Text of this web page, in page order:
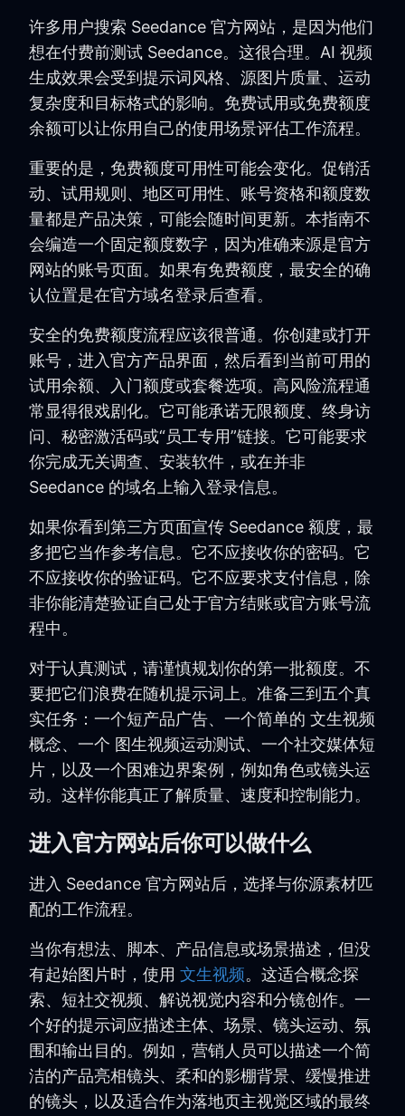
许多用户搜索 Seedance 官方网站，是因为他们
想在付费前测试 Seedance。这很合理。AI 视频
生成效果会受到提示词风格、源图片质量、运动
复杂度和目标格式的影响。免费试用或免费额度
余额可以让你用自己的使用场景评估工作流程。
重要的是，免费额度可用性可能会变化。促销活
动、试用规则、地区可用性、账号资格和额度数
量都是产品决策，可能会随时间更新。本指南不
会编造一个固定额度数字，因为准确来源是官方
网站的账号页面。如果有免费额度，最安全的确
认位置是在官方域名登录后查看。
安全的免费额度流程应该很普通。你创建或打开
账号，进入官方产品界面，然后看到当前可用的
试用余额、入门额度或套餐选项。高风险流程通
常显得很戏剧化。它可能承诺无限额度、终身访
问、秘密激活码或“员工专用”链接。它可能要求
你完成无关调查、安装软件，或在并非
Seedance 的域名上输入登录信息。
如果你看到第三方页面宣传 Seedance 额度，最
多把它当作参考信息。它不应接收你的密码。它
不应接收你的验证码。它不应要求支付信息，除
非你能清楚验证自己处于官方结账或官方账号流
程中。
对于认真测试，请谨慎规划你的第一批额度。不
要把它们浪费在随机提示词上。准备三到五个真
实任务：一个短产品广告、一个简单的 文生视频
概念、一个 图生视频运动测试、一个社交媒体短
片，以及一个困难边界案例，例如角色或镜头运
动。这样你能真正了解质量、速度和控制能力。
进入官方网站后你可以做什么
进入 Seedance 官方网站后，选择与你源素材匹
配的工作流程。
当你有想法、脚本、产品信息或场景描述，但没
有起始图片时，使用 文生视频。这适合概念探
索、短社交视频、解说视觉内容和分镜创作。一
个好的提示词应描述主体、场景、镜头运动、氛
围和输出目的。例如，营销人员可以描述一个简
洁的产品亮相镜头、柔和的影棚背景、缓慢推进
的镜头，以及适合作为落地页主视觉区域的最终